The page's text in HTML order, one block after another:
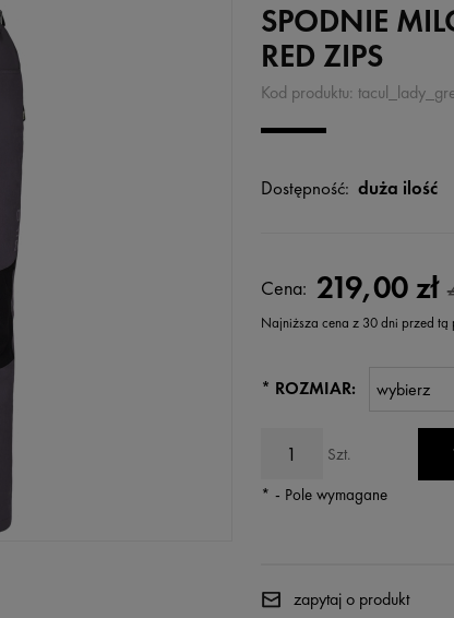
SPODNIE
RED ZIPS
Kod produktu:
Dostępność: duża ilość
Cena: 219,00 zł
Najniższa cena z 30 dni przed
wyświetlana jest najniższa
* ROZMIAR:
Szt.
* - Pole wymagane
zapytaj o produkt